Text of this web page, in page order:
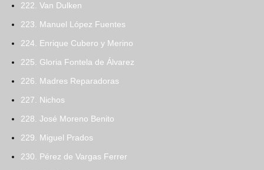
222. Van Dulken
223. Manuel López Fuentes
224. Enrique Cubero y Merino
225. Gloria Fontela de Álvarez
226. Madres Reparadoras
227. Nichos
228. José Moreno Benito
229. Miguel Prados
230. Pérez de Vargas Ferrer